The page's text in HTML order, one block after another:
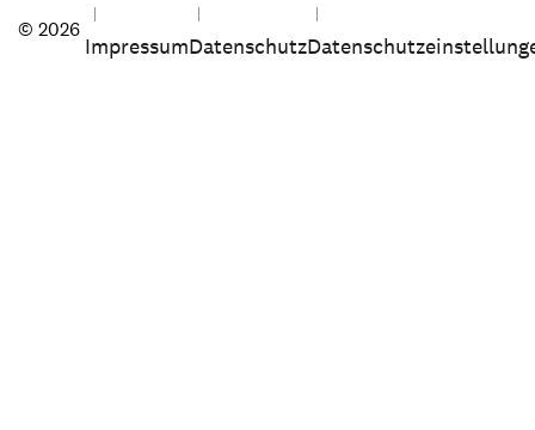
© 2026
ImpressumDatenschutz